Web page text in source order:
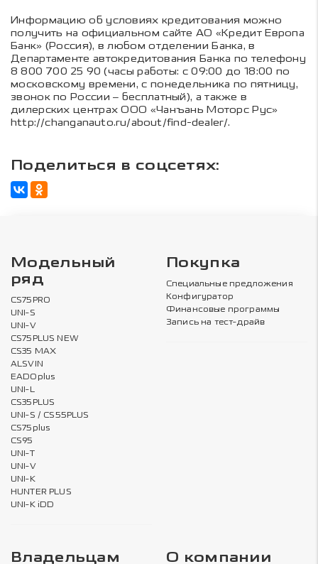
Информацию об условиях кредитования можно
получить на официальном сайте АО «Кредит Европа
Банк» (Россия), в любом отделении Банка, в
Департаменте автокредитования Банка по телефону
8 800 700 25 90 (часы работы: с 09:00 до 18:00 по
московскому времени, c понедельника по пятницу,
звонок по России – бесплатный), а также в
дилерских центрах ООО «Чанъань Моторс Рус»
http://changanauto.ru/about/find-dealer/.
Поделиться в соцсетях:
Модельный
ряд
CS75PRO
UNI-S
UNI-V
CS75PLUS NEW
CS35 MAX
ALSVIN
EADOplus
UNI-L
CS35PLUS
UNI-S / CS55PLUS
CS75plus
CS95
UNI-T
UNI-V
UNI-K
HUNTER PLUS
UNI-K iDD
Покупка
Специальные предложения
Конфигуратор
Финансовые программы
Запись на тест-драйв
Владельцам О компании